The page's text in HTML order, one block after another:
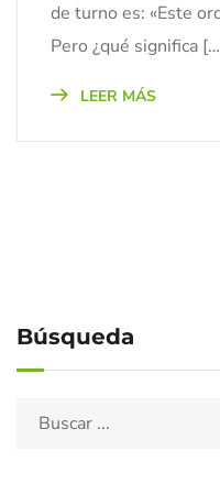
de turno es: «Este
Pero ¿qué significa
LEER MÁS
Búsqueda